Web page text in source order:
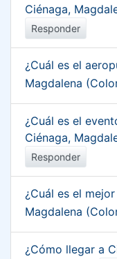
Ciénaga,
Responder
¿Cuál es el
Magdalena
¿Cuál es el
Ciénaga,
Responder
¿Cuál es el
Magdalena
¿Cómo llegar a